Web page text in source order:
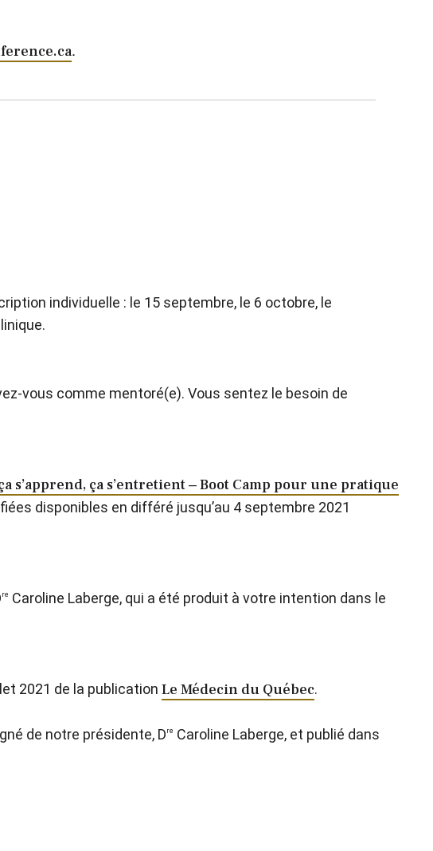
.
individuelle : le 15 septembre, le 6 octobre, le
vous comme mentoré(e). Vous sentez le besoin de
s’apprend, ça s’entretient ‒ Boot Camp pour une pratique
disponibles en différé jusqu’au 4 septembre 2021
re Caroline Laberge, qui a été produit à votre intention dans le
2021 de la publication Le Médecin du Québec.
de notre présidente, Dre Caroline Laberge, et publié dans